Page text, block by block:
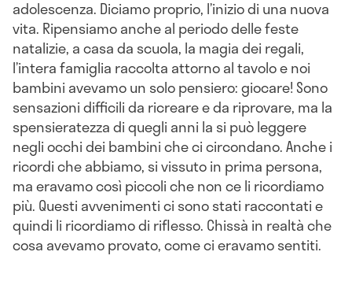
adolescenza. Diciamo proprio, l’inizio di una nuova
vita. Ripensiamo anche al periodo delle feste
natalizie, a casa da scuola, la magia dei regali,
l’intera famiglia raccolta attorno al tavolo e noi
bambini avevamo un solo pensiero: giocare! Sono
sensazioni difficili da ricreare e da riprovare, ma la
spensieratezza di quegli anni la si può leggere
negli occhi dei bambini che ci circondano. Anche i
ricordi che abbiamo, si vissuto in prima persona,
ma eravamo così piccoli che non ce li ricordiamo
più. Questi avvenimenti ci sono stati raccontati e
quindi li ricordiamo di riflesso. Chissà in realtà che
cosa avevamo provato, come ci eravamo sentiti.